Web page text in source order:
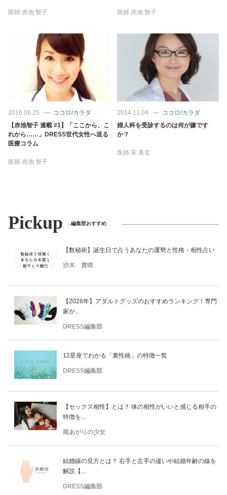
医師 赤池 智子 医師 赤池 智子
2016.08.25
ココロ/カラダ
【赤池智子 連載 #1】「ここから、こ
れから……」DRESS世代女性へ送る
医療コラム
医師 赤池 智子
2014.11.04
ココロ/カラダ
婦人科を受診するのは何が嫌です
か？
医師 宋 美玄
Pickup 編集部おすすめ
【数秘術】誕生日で占うあなたの運勢と性格・相性占い
沙木 貴咲
【2026年】アダルトグッズのおすすめランキング！専門
家が...
DRESS編集部
12星座でわかる「裏性格」の特徴一覧
DRESS編集部
【セックス相性】とは？ 体の相性がいいと感じる相手の
特徴を...
雨あがりの少女
結婚線の見方とは？ 右手と左手の違いや結婚年齢の線を
解説【...
DRESS編集部